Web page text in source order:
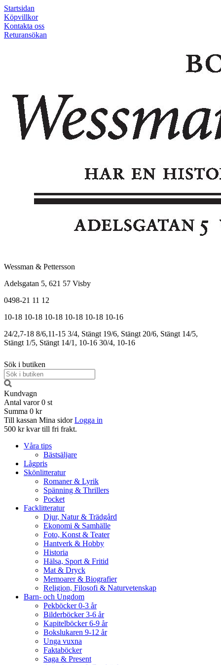
Startsidan
Köpvillkor
Kontakta oss
Returansökan
Wessman & Pettersson
Adelsgatan 5, 621 57 Visby
0498-21 11 12
10-18 10-18 10-18 10-18 10-18 10-16
24/2,7-18 8/6,11-15 3/4, Stängt 19/6, Stängt 20/6, Stängt 14/5,
Stängt 1/5, Stängt 14/1, 10-16 30/4, 10-16
Sök i butiken
Kundvagn
Antal varor 0 st
Summa 0 kr
Till kassan Mina sidor Logga in
500 kr kvar till fri frakt.
Våra tips
Bästsäljare
Lågpris
Skönlitteratur
Romaner & Lyrik
Spänning & Thrillers
Pocket
Facklitteratur
Djur, Natur & Trädgård
Ekonomi & Samhälle
Foto, Konst & Teater
Hantverk & Hobby
Historia
Hälsa, Sport & Fritid
Mat & Dryck
Memoarer & Biografier
Religion, Filosofi & Naturvetenskap
Barn- och Ungdom
Pekböcker 0-3 år
Bilderböcker 3-6 år
Kapitelböcker 6-9 år
Bokslukaren 9-12 år
Unga vuxna
Faktaböcker
Saga & Present